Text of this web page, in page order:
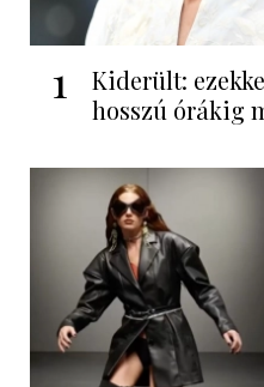
1
Kiderült:
hosszú órákig